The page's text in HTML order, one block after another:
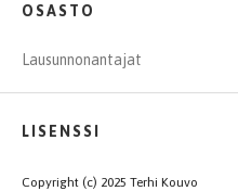
OSASTO
Lausunnonantajat
LISENSSI
Copyright (c) 2025 Terhi Kouvo